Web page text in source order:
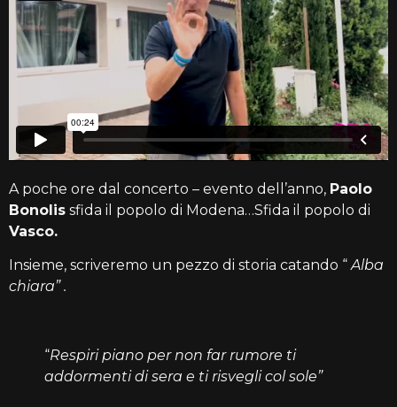
A poche ore dal concerto – evento dell’anno, Paolo
Bonolis sfida il popolo di Modena…Sfida il popolo di
Vasco.
Insieme, scriveremo un pezzo di storia catando “Alba
chiara” .
“Respiri piano per non far rumore ti
addormenti di sera e ti risvegli col sole”